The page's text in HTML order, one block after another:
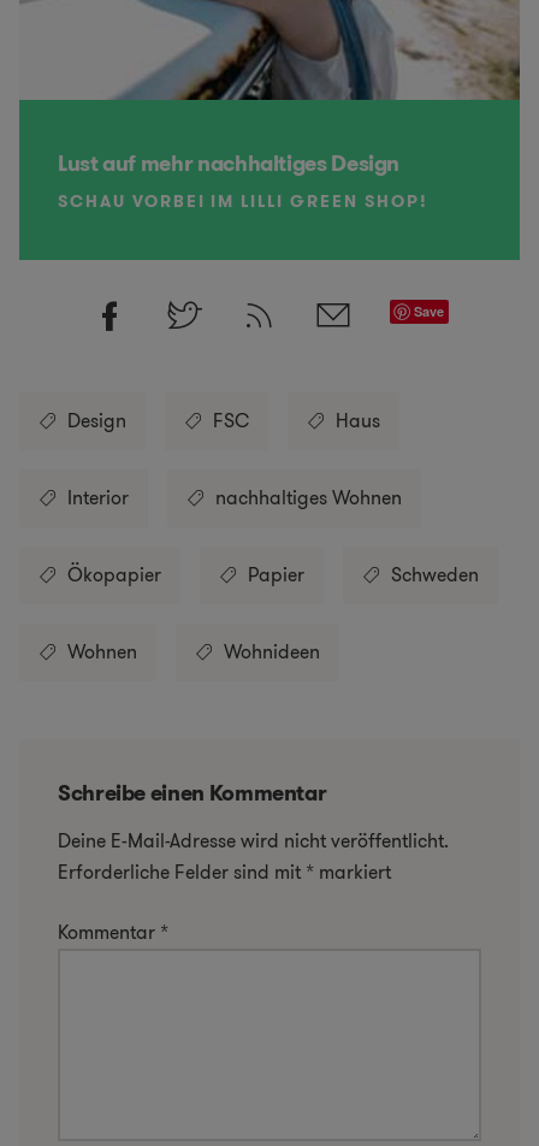
Lust auf mehr nachhaltiges Design
SCHAU VORBEI IM LILLI GREEN SHOP!
Save
Design FSC Haus
Interior nachhaltiges Wohnen
Ökopapier Papier Schweden
Wohnen Wohnideen
Schreibe einen Kommentar
Deine E-Mail-Adresse wird nicht veröffentlicht.
Erforderliche Felder sind mit * markiert
Kommentar *